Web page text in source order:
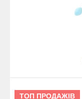
ТОП ПРОДАЖІВ